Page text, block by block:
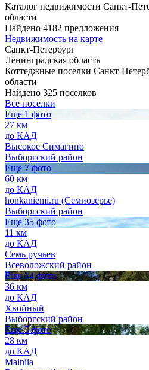
Каталог недвижимости Санкт-
области
Найдено 4182 предложения
Недвижимость на карте
Санкт-Петербург
Ленинградская область
Коттеджные поселки Санкт-
области
Найдено 325 поселков
Все поселки
Еще 1 фото
27 км
до КАД
Высокое Симагино
Выборгский район
Еще 7 фото
60 км
до КАД
honkaniemi.ru (Семиозерье)
Выборгский район
Еще 35 фото
11 км
до КАД
Семь ручьев
Всеволожский район
Еще 14 фото
36 км
до КАД
Хвойный
Выборгский район
Еще 5 фото
28 км
до КАД
Mainila